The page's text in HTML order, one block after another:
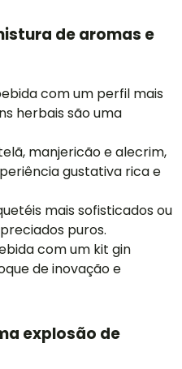
de aromas e
com um perfil mais
herbais são uma
manjericão e alecrim,
gustativa rica e
mais sofisticados ou
puros.
com um kit gin
de inovação e
explosão de